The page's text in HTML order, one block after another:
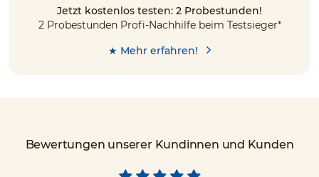
Jetzt kostenlos testen: 2 Probestunden!
2 Probestunden Profi-Nachhilfe beim Testsieger*
★ Mehr erfahren!
Bewertungen unserer Kundinnen und Kunden